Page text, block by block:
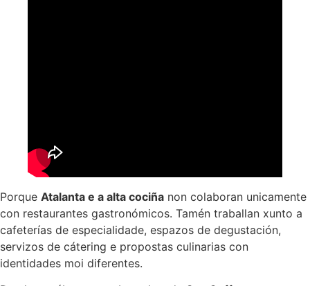
Porque Atalanta e a alta cociña non colaboran unicamente
con restaurantes gastronómicos. Tamén traballan xunto a
cafeterías de especialidade, espazos de degustación,
servizos de cátering e propostas culinarias con
identidades moi diferentes.